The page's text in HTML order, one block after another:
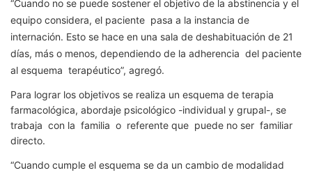
“Cuando no se puede sostener el objetivo de la abstinencia y el
equipo considera, el paciente pasa a la instancia de
internación. Esto se hace en una sala de deshabituación de 21
días, más o menos, dependiendo de la adherencia del paciente
al esquema terapéutico”, agregó.
Para lograr los objetivos se realiza un esquema de terapia
farmacológica, abordaje psicológico -individual y grupal-, se
trabaja con la familia o referente que puede no ser familiar
directo.
“Cuando cumple el esquema se da un cambio de modalidad